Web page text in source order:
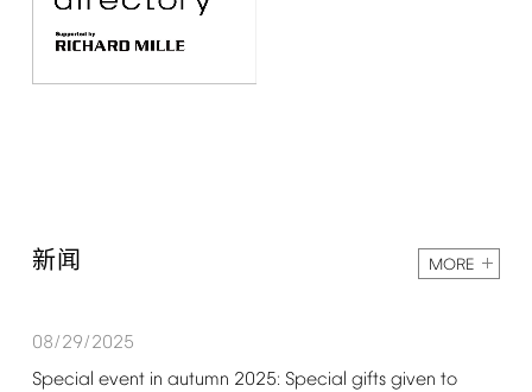
新闻 MORE
08/29/2025
Special event in autumn 2025: Special gifts given to